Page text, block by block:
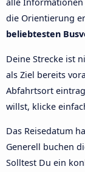
alle Informationen
die Orientierung
beliebtesten
Deine Strecke ist
als Ziel bereits
Abfahrtsort
willst, klicke
Das Reisedatum
Generell buchen
Solltest Du ein